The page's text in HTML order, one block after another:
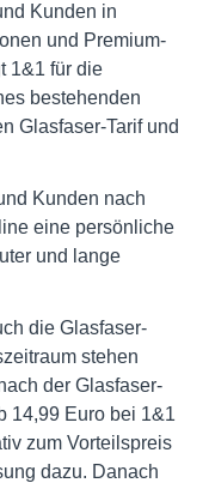
Kunden in
und Premium-
1&1 für die
bestehenden
Glasfaser-Tarif und
Kunden nach
eine persönliche
und lange
die Glasfaser-
stehen
der Glasfaser-
14,99 Euro bei 1&1
zum Vorteilspreis
dazu. Danach